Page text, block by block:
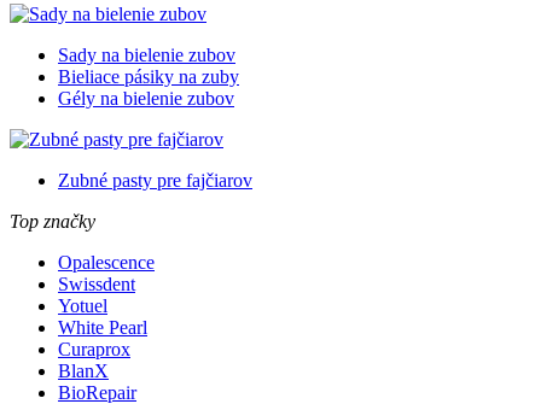
Sady na bielenie zubov
Bieliace pásiky na zuby
Gély na bielenie zubov
Zubné pasty pre fajčiarov
Top značky
Opalescence
Swissdent
Yotuel
White Pearl
Curaprox
BlanX
BioRepair